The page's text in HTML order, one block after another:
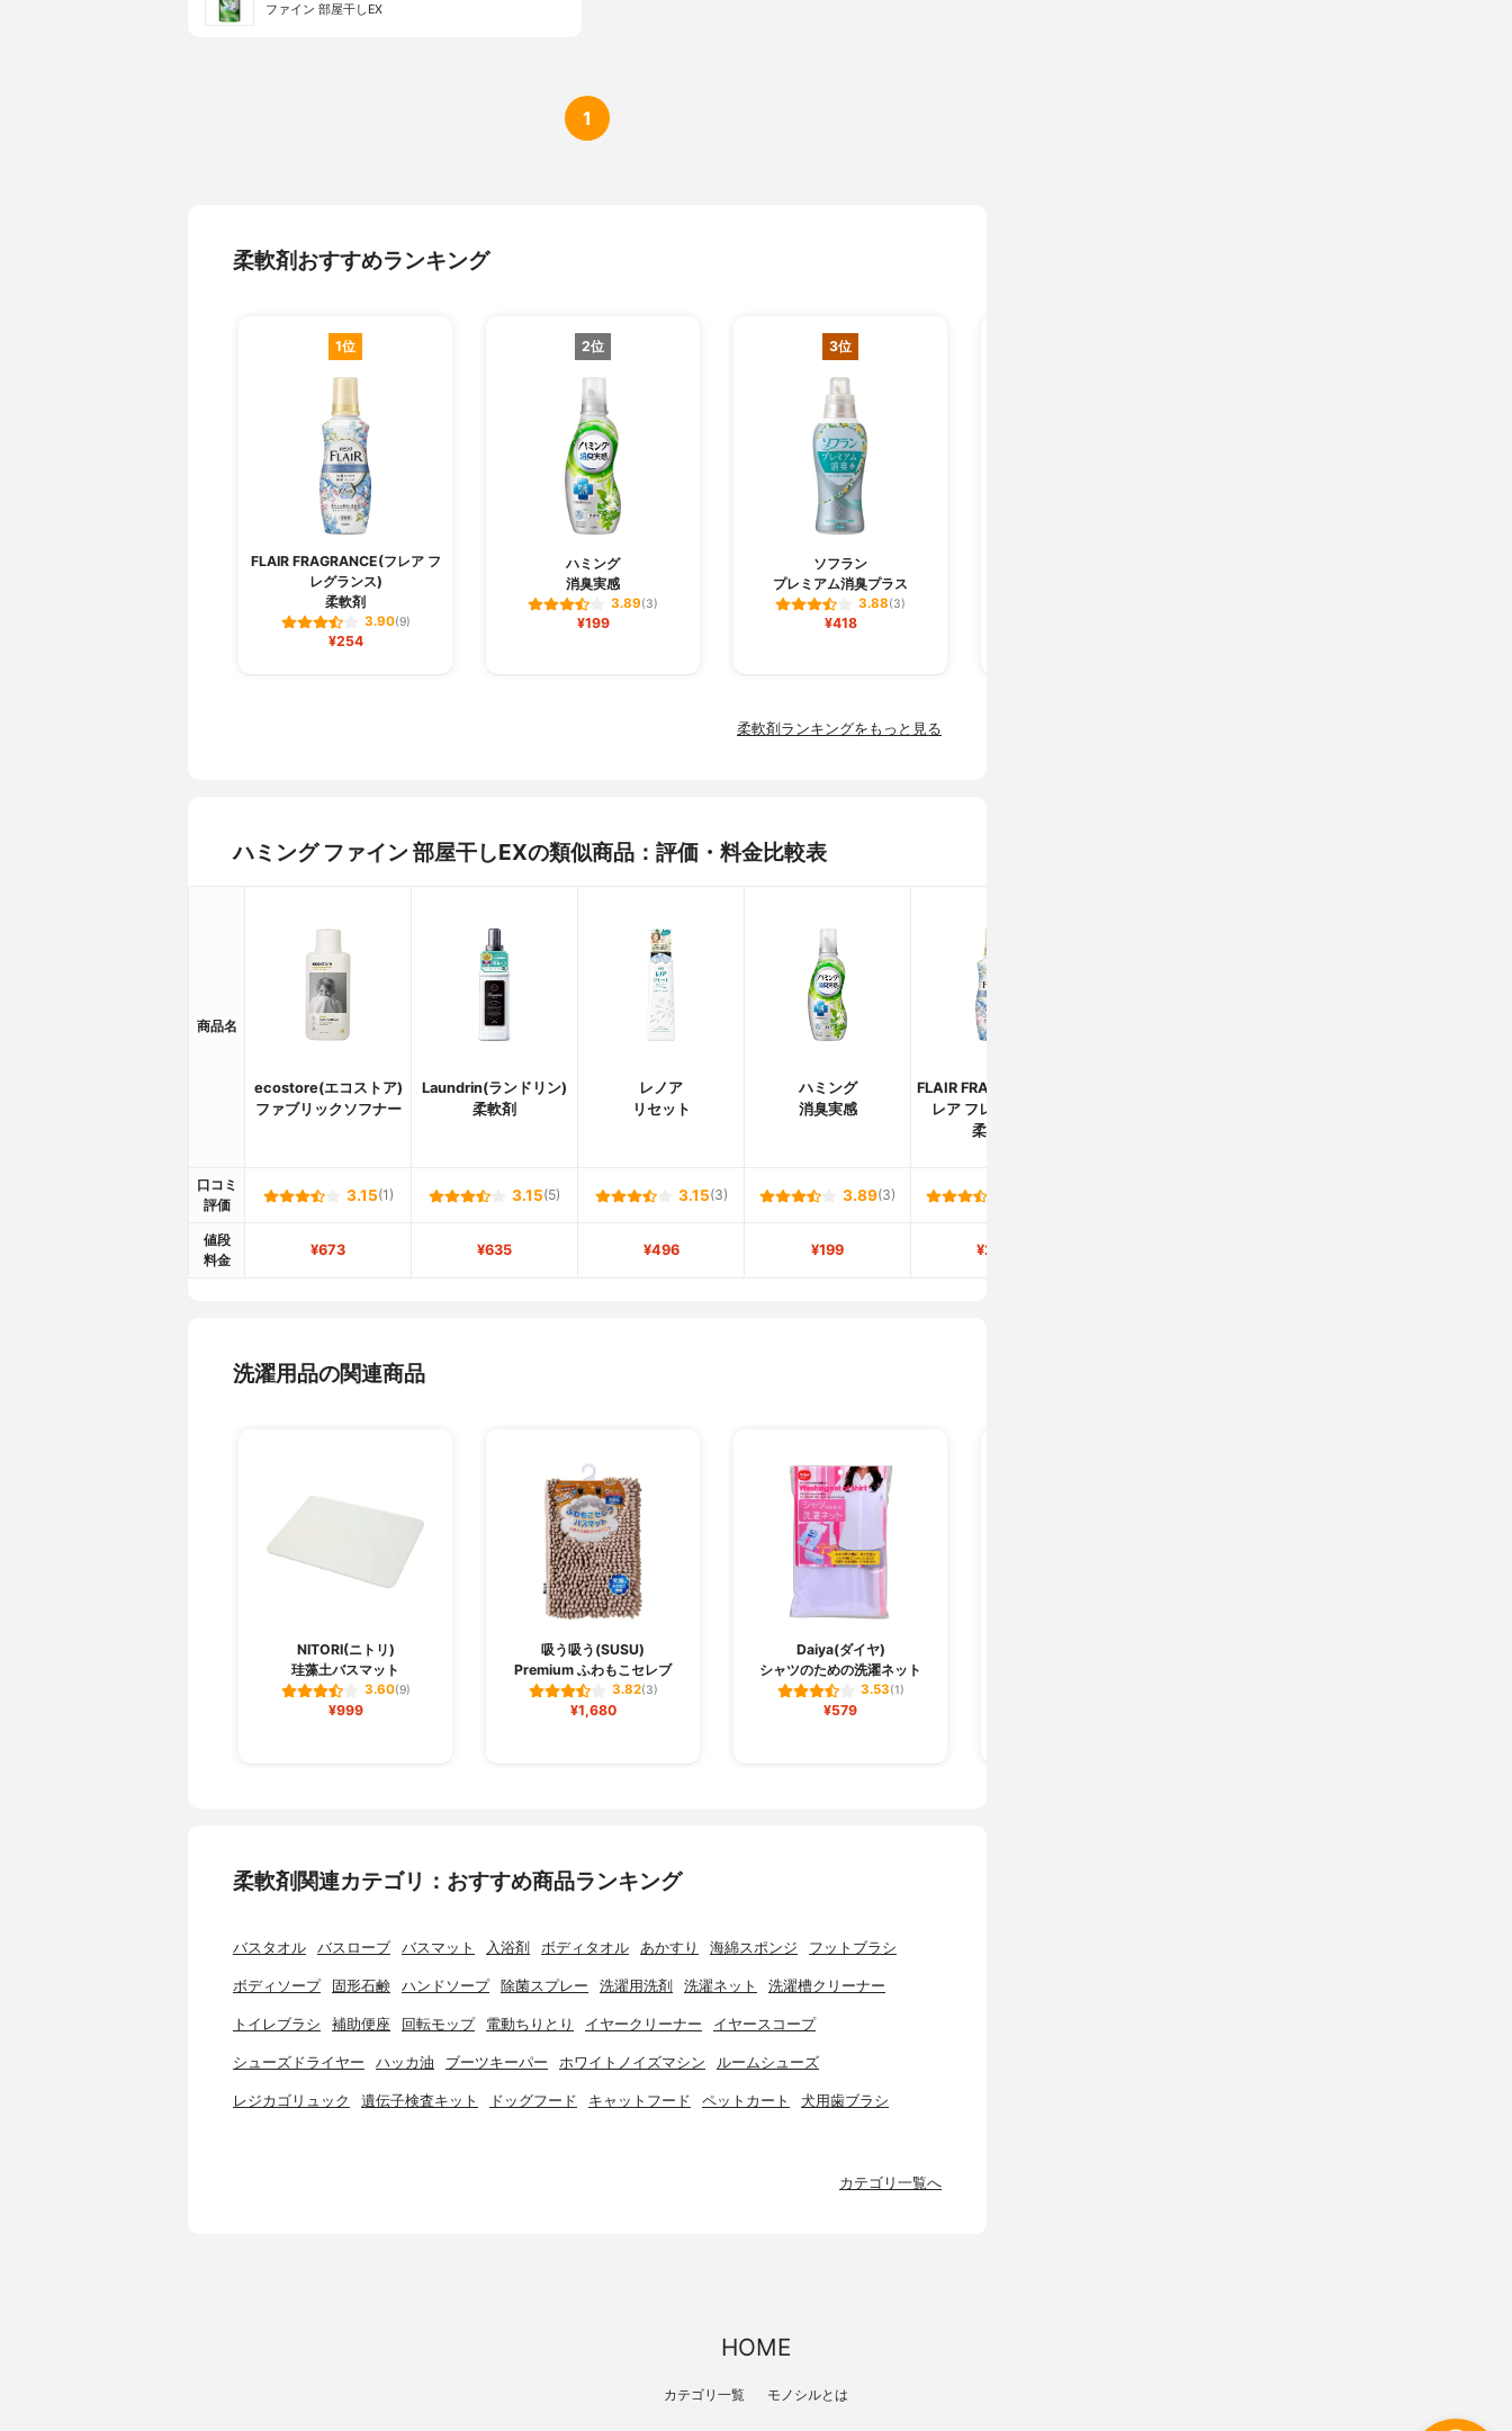
ファイン 部屋干しEX
1
柔軟剤おすすめランキング
1位
FLAIR FRAGRANCE(フレア フ
レグランス)
柔軟剤
3.90(9)
¥254
2位
ハミング
消臭実感
3.89(3)
¥199
3位
ソフラン
プレミアム消臭プラス
3.88(3)
¥418
柔軟剤ランキングをもっと見る
ハミング ファイン 部屋干しEXの類似商品：評価・料金比較表
商品名
ecostore(エコストア)
ファブリックソフナー
Laundrin(ランドリン)
柔軟剤
レノア
リセット
ハミング
消臭実感
FLAIR FRAGRANCE(フ
レア フレグランス)
柔軟剤
口コミ
評価
3.15(1) 3.15(5) 3.15(3) 3.89(3)
値段
料金
¥673 ¥635 ¥496 ¥199 ¥254
洗濯用品の関連商品
NITORI(ニトリ)
珪藻土バスマット
3.60(9)
¥999
吸う吸う(SUSU)
Premium ふわもこセレブ
3.82(3)
¥1,680
Daiya(ダイヤ)
シャツのための洗濯ネット
3.53(1)
¥579
柔軟剤関連カテゴリ：おすすめ商品ランキング
バスタオル バスローブ バスマット 入浴剤 ボディタオル あかすり 海綿スポンジ フットブラシ
ボディソープ 固形石鹸 ハンドソープ 除菌スプレー 洗濯用洗剤 洗濯ネット 洗濯槽クリーナー
トイレブラシ 補助便座 回転モップ 電動ちりとり イヤークリーナー イヤースコープ
シューズドライヤー ハッカ油 ブーツキーパー ホワイトノイズマシン ルームシューズ
レジカゴリュック 遺伝子検査キット ドッグフード キャットフード ペットカート 犬用歯ブラシ
カテゴリ一覧へ
HOME
カテゴリ一覧 モノシルとは